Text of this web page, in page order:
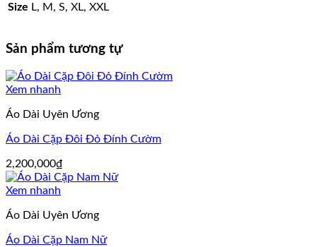
Size L, M, S, XL, XXL
Sản phẩm tương tự
Xem nhanh
Áo Dài Uyên Ương
Áo Dài Cặp Đôi Đỏ Đính Cườm
2,200,000₫
Xem nhanh
Áo Dài Uyên Ương
Áo Dài Cặp Nam Nữ